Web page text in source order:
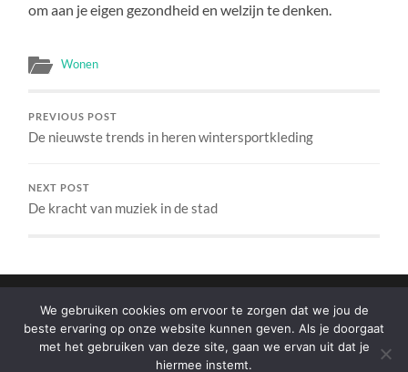
om aan je eigen gezondheid en welzijn te denken.
Wonen
PREVIOUS POST
De nieuwste trends in heren wintersportkleding
NEXT POST
De kracht van muziek in de stad
We gebruiken cookies om ervoor te zorgen dat we jou de
beste ervaring op onze website kunnen geven. Als je doorgaat
met het gebruiken van deze site, gaan we ervan uit dat je
hiermee instemt.